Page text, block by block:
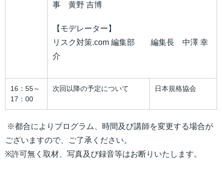
事 黄野 吉博
【モデレーター】
リスク対策.com 編集部 編集長 中澤 幸
介
16：55～
17：00
次回以降の予定について 日本規格協会
※都合によりプログラム、時間及び講師を変更する場合が
ございますので、ご了承ください。
※許可無く取材、写真及び録音等はお断りいたします。